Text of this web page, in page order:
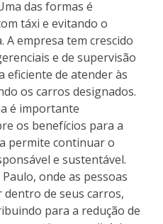
das formas é
táxi e evitando o
empresa tem crescido
e de supervisão
eficiente de atender às
os carros designados.
é importante
os benefícios para a
permite continuar o
e sustentável.
onde as pessoas
dentro de seus carros,
para a redução de